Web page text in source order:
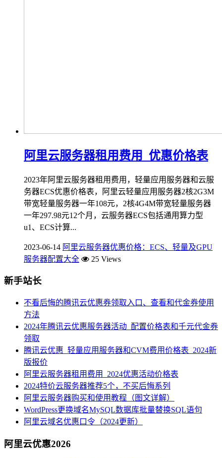
阿里云服务器租用费用_优惠价格表
2023年阿里云服务器租用费用，轻量应用服务器和云服
务器ECS优惠价格表，阿里云轻量应用服务器2核2G3M
带宽轻量服务器一年108元，2核4G4M带宽轻量服务器
一年297.98元12个月，云服务器ECS包括通用算力型
u1、ECS计算...
2023-06-14 阿里云服务器优惠价格：ECS、轻量及GPU
服务器配置大全
25 Views
新手站长
不看后悔的腾讯云优惠券领取入口、查看和代金券使用
方法
2024年腾讯云优惠服务器活动_配置价格表和千元代金券
领取
腾讯云优惠_轻量应用服务器和CVM费用价格表_2024新
版报价
阿里云服务器租用费用_2024优惠活动价格表
2024特价云服务器推荐5个，不买后悔系列
阿里云服务器购买和使用教程（图文详解）
WordPress更换域名MySQL数据库批量替换SQL语句
阿里云域名优惠口令（2024更新）
阿里云优惠2026